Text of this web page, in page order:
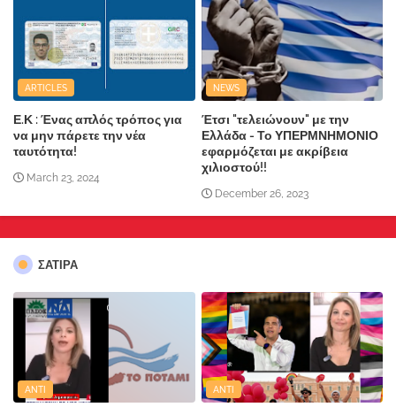
ARTICLES
Ε.Κ : Ένας απλός τρόπος για
να μην πάρετε την νέα
ταυτότητα!
March 23, 2024
NEWS
Έτσι "τελειώνουν" με την
Ελλάδα - Το ΥΠΕΡΜΝΗΜΟΝΙΟ
εφαρμόζεται με ακρίβεια
χιλιοστού!!
December 26, 2023
ΣΑΤΙΡΑ
ANTI ANTI